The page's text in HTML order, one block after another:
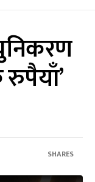
SHARES